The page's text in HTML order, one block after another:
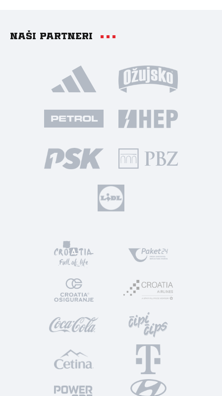
Naši partneri